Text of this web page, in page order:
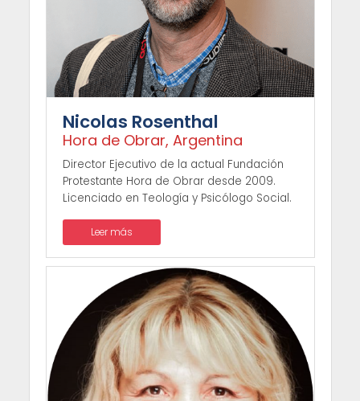
Nicolas Rosenthal
Hora de Obrar, Argentina
Director Ejecutivo de la actual Fundación
Protestante Hora de Obrar desde 2009.
Licenciado en Teología y Psicólogo Social.
Leer más